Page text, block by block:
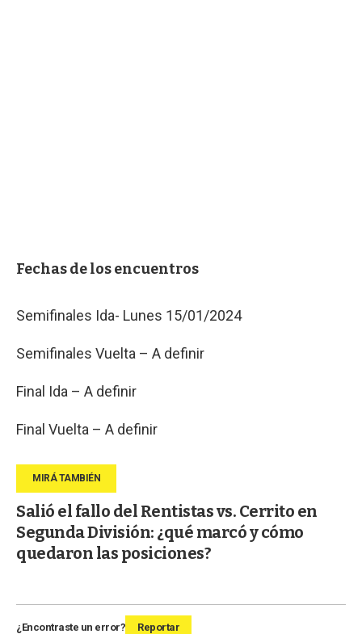
Fechas de los encuentros
Semifinales Ida- Lunes 15/01/2024
Semifinales Vuelta – A definir
Final Ida – A definir
Final Vuelta – A definir
Salió el fallo del Rentistas vs. Cerrito en
Segunda División: ¿qué marcó y cómo
quedaron las posiciones?
¿Encontraste un error? Reportar